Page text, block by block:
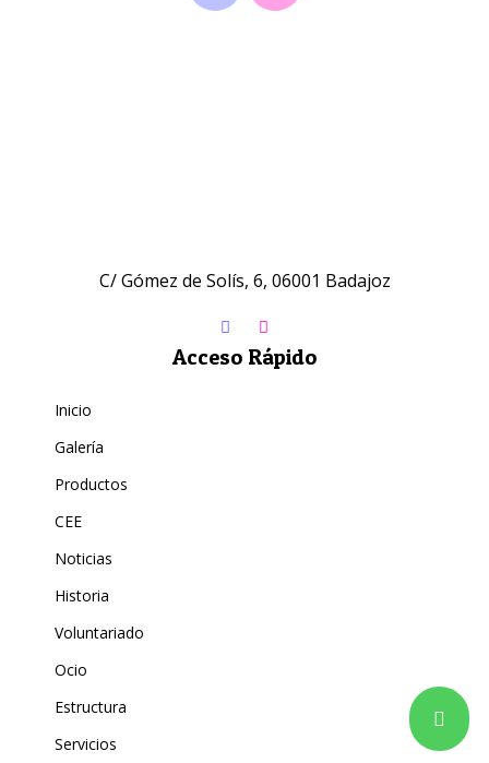
C/ Gómez de Solís, 6, 06001 Badajoz
Acceso Rápido
Inicio
Galería
Productos
CEE
Noticias
Historia
Voluntariado
Ocio
Estructura
Servicios